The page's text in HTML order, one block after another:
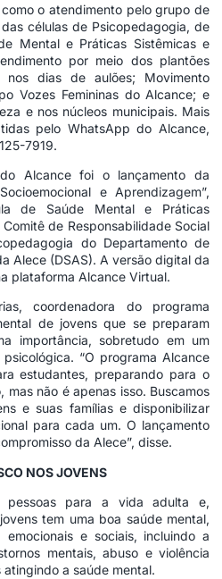
o atendimento pelo grupo de
células de Psicopedagogia, de
Mental e Práticas Sistêmicas e
por meio dos plantões
nos dias de aulões; Movimento
Vozes Femininas do Alcance; e
e nos núcleos municipais. Mais
pelo WhatsApp do Alcance,
7919.
Alcance foi o lançamento da
e Aprendizagem”,
de Saúde Mental e Práticas
de Responsabilidade Social
do Departamento de
Alece (DSAS). A versão digital da
plataforma Alcance Virtual.
coordenadora do programa
de jovens que se preparam
importância, sobretudo em um
“O programa Alcance
estudantes, preparando para o
não é apenas isso. Buscamos
e suas famílias e disponibilizar
para cada um. O lançamento
da Alece”, disse.
NOS JOVENS
pessoas para a vida adulta e,
tem uma boa saúde mental,
emocionais e sociais, incluindo a
mentais, abuso e violência
a saúde mental.